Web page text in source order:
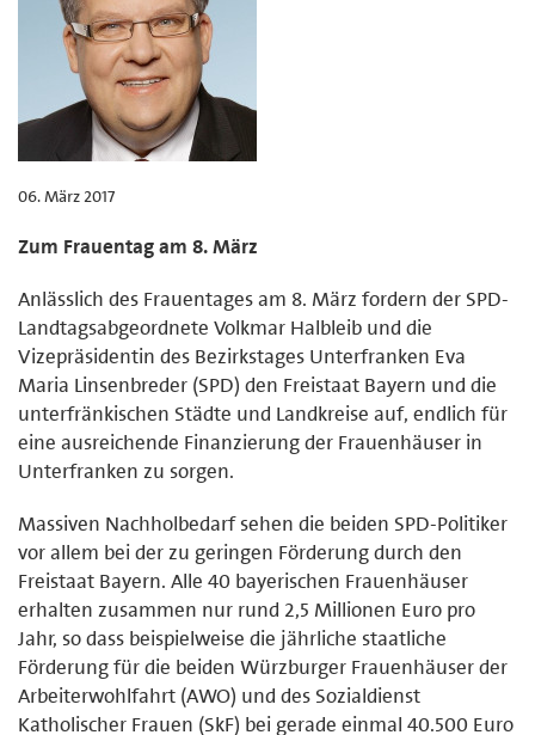
06. März 2017
Zum Frauentag am 8. März
Anlässlich des Frauentages am 8. März fordern der SPD-
Landtagsabgeordnete Volkmar Halbleib und die
Vizepräsidentin des Bezirkstages Unterfranken Eva
Maria Linsenbreder (SPD) den Freistaat Bayern und die
unterfränkischen Städte und Landkreise auf, endlich für
eine ausreichende Finanzierung der Frauenhäuser in
Unterfranken zu sorgen.
Massiven Nachholbedarf sehen die beiden SPD-Politiker
vor allem bei der zu geringen Förderung durch den
Freistaat Bayern. Alle 40 bayerischen Frauenhäuser
erhalten zusammen nur rund 2,5 Millionen Euro pro
Jahr, so dass beispielweise die jährliche staatliche
Förderung für die beiden Würzburger Frauenhäuser der
Arbeiterwohlfahrt (AWO) und des Sozialdienst
Katholischer Frauen (SkF) bei gerade einmal 40.500 Euro